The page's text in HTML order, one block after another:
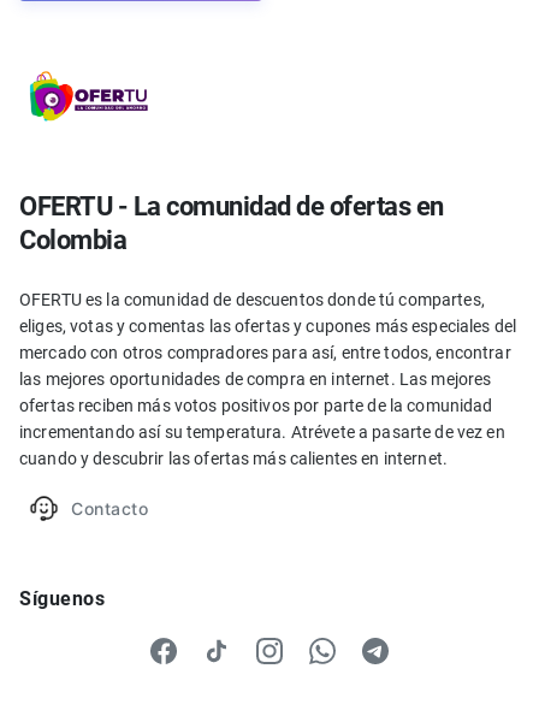
OFERTU - La comunidad de ofertas en
Colombia
OFERTU es la comunidad de descuentos donde tú compartes,
eliges, votas y comentas las ofertas y cupones más especiales del
mercado con otros compradores para así, entre todos, encontrar
las mejores oportunidades de compra en internet. Las mejores
ofertas reciben más votos positivos por parte de la comunidad
incrementando así su temperatura. Atrévete a pasarte de vez en
cuando y descubrir las ofertas más calientes en internet.
Contacto
Síguenos